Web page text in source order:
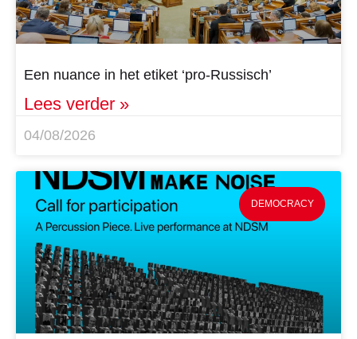
Een nuance in het etiket ‘pro-Russisch’
Lees verder »
04/08/2026
DEMOCRACY